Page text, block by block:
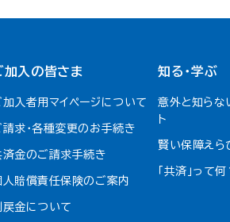
加入の皆さま
加入者用マイページについて
請求・各種変更のお手続き
済金のご請求手続き
人賠償責任保険のご案内
戻金について​
知る・学ぶ
意外と知らな
ト
賢い保障えら
「共済」って何